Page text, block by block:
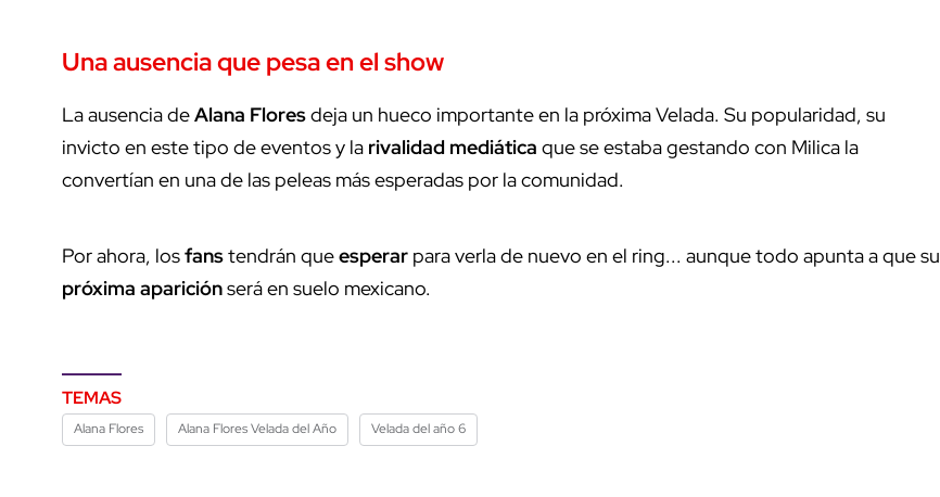
Una ausencia que pesa en el show
La ausencia deAlana Floresdeja un hueco importante en la próxima Velada. Su popularidad, su
invicto en este tipo de eventos y la rivalidad mediática que se estaba gestando con Milica la
convertían en una de las peleas más esperadas por la comunidad.
Por ahora, losfanstendrán queesperar para verla de nuevo en el ring... aunque todo apunta a que su
próxima apariciónserá en suelo mexicano.
TEMAS
Alana Flores Alana Flores Velada del Año Velada del año 6